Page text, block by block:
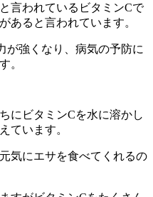
言われているビタミンCで
あると言われています。
が強くなり、病気の予防に
。
にビタミンCを水に溶かし
ています。
気にエサを食べてくれるの